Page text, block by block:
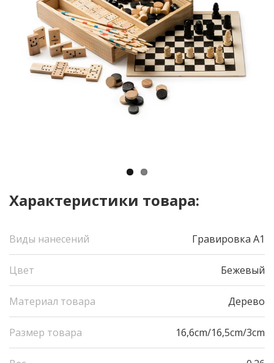
Характеристики товара:
Виды нанесений Гравировка А1
Цвет Бежевый
Материал товара Дерево
Размер товара 16,6cm/16,5cm/3cm